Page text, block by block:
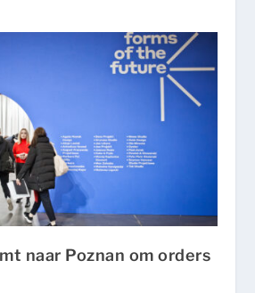
naar Poznan om orders